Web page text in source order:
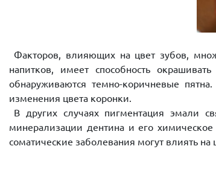
Факторов, влияющих на цвет зубов,
напитков, имеет способность
обнаруживаются темно-коричневые
изменения цвета коронки.
В других случаях пигментация эмали
минерализации дентина и его
соматические заболевания могут влиять на